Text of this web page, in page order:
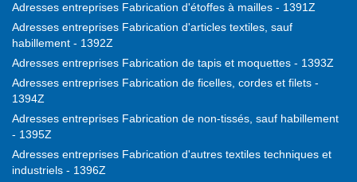
Adresses entreprises Fabrication d'étoffes à mailles - 1391Z
Adresses entreprises Fabrication d'articles textiles, sauf
habillement - 1392Z
Adresses entreprises Fabrication de tapis et moquettes - 1393Z
Adresses entreprises Fabrication de ficelles, cordes et filets -
1394Z
Adresses entreprises Fabrication de non-tissés, sauf habillement
- 1395Z
Adresses entreprises Fabrication d'autres textiles techniques et
industriels - 1396Z